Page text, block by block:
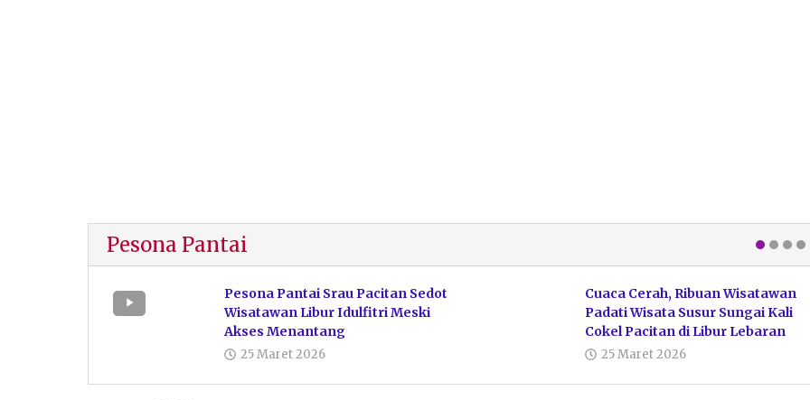
Pesona Pantai
Pesona Pantai Srau Pacitan Sedot
Wisatawan Libur Idulfitri Meski
Akses Menantang
25 Maret 2026
Cuaca Cerah, Ribuan Wisatawan
Padati Wisata Susur Sungai Kali
Cokel Pacitan di Libur Lebaran
25 Maret 2026